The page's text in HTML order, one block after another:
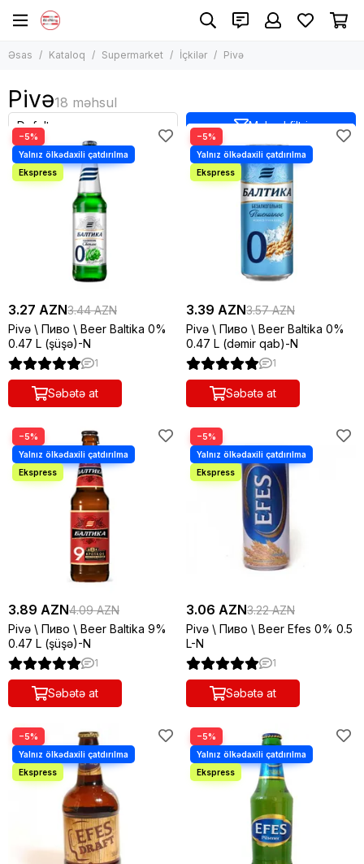
Supermarket
İçkilər
İçkilər
Qəhvə
Şərablar
Konyak, viski
Likyorlar
Qazlı və qazsız sular
Təmizlik və gigiyenik məhsullar
Heyvan qidaları
Əsas Kataloq Supermarket İçkilər Pivə
Pivə
Məhsul filtri
−5%
3.27 AZN3.44 AZN
Pivə \ Пиво \ Beer Baltika 0%
0.47 L (şüşə)-N
1
Səbətə at
−5%
3.39 AZN3.57 AZN
Pivə \ Пиво \ Beer Baltika 0%
0.47 L (dəmir qab)-N
1
Səbətə at
−5%
3.89 AZN4.09 AZN
Pivə \ Пиво \ Beer Baltika 9%
0.47 L (şüşə)-N
1
Səbətə at
−5%
3.06 AZN3.22 AZN
Pivə \ Пиво \ Beer Efes 0% 0.5
L-N
1
Səbətə at
−5% −5%